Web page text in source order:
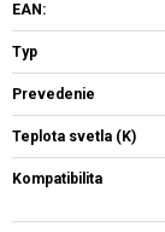
EAN:
Typ
Prevedenie
Teplota svetla (K)
Kompatibilita